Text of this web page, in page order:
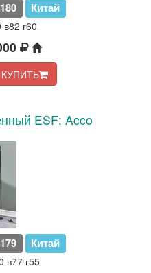
Китай
г60
КУПИТЬ
ESF: Acco
Китай
в77 г55